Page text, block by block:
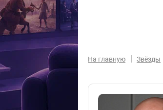
На главную | Звёзды